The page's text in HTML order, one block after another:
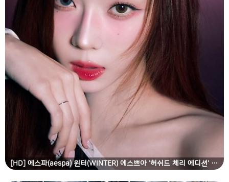
[HD] 에스파(aespa) 윈터(WINTER) 에스쁘아 '허쉬드 체리 에디션' 캠페인 고화질 화보